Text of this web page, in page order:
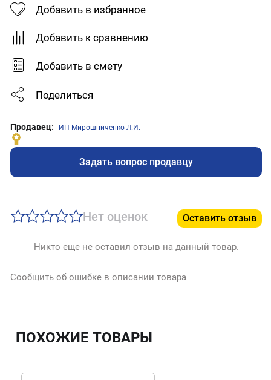
Добавить в избранное
Добавить к сравнению
Добавить в смету
Поделиться
Продавец: ИП Мирошниченко Л.И.
Задать вопрос продавцу
Нет оценок Оставить отзыв
Никто еще не оставил отзыв на данный товар.
Сообщить об ошибке в описании товара
ПОХОЖИЕ ТОВАРЫ